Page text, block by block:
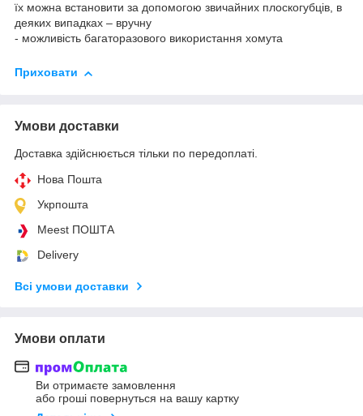
їх можна встановити за допомогою звичайних плоскогубців, в
деяких випадках – вручну
- можливість багаторазового використання хомута
Приховати
Умови доставки
Доставка здійснюється тільки по передоплаті.
Нова Пошта
Укрпошта
Meest ПОШТА
Delivery
Всі умови доставки
Умови оплати
Ви отримаєте замовлення
або гроші повернуться на вашу картку